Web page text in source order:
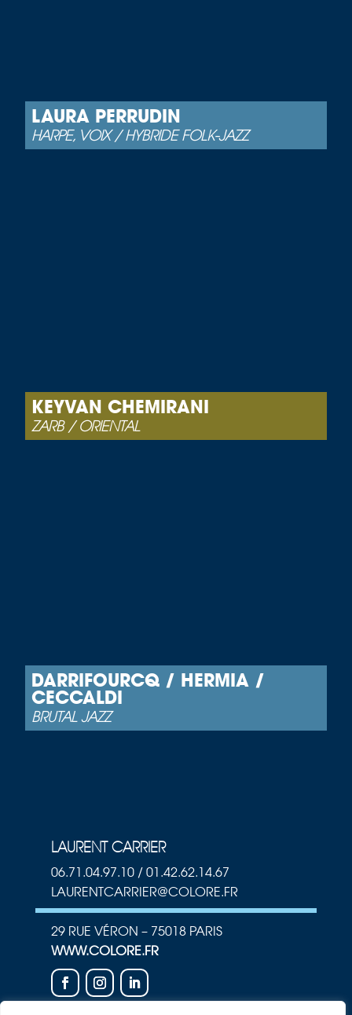
LAURA PERRUDIN
HARPE, VOIX / HYBRIDE FOLK-JAZZ
KEYVAN CHEMIRANI
ZARB / ORIENTAL
DARRIFOURCQ / HERMIA /
CECCALDI
BRUTAL JAZZ
LAURENT CARRIER
06.71.04.97.10 / 01.42.62.14.67
LAURENTCARRIER@COLORE.FR
29 RUE VÉRON – 75018 PARIS
WWW.COLORE.FR